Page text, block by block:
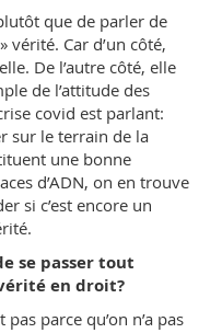
que de parler de
vérité. Car d’un côté,
De l’autre côté, elle
de l’attitude des
covid est parlant:
sur le terrain de la
une bonne
d’ADN, on en trouve
si c’est encore un
se passer tout
en droit?
parce qu’on n’a pas